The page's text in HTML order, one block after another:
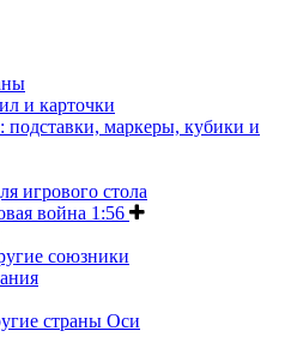
и карточки
подставки, маркеры, кубики и
игрового стола
война 1:56
союзники
страны Оси